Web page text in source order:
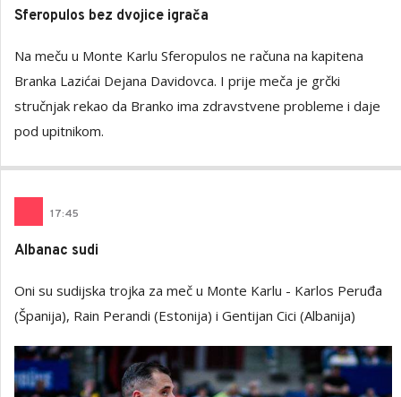
Sferopulos bez dvojice igrača
Na meču u Monte Karlu Sferopulos ne računa na kapitena
Branka Lazićai Dejana Davidovca. I prije meča je grčki
stručnjak rekao da Branko ima zdravstvene probleme i daje
pod upitnikom.
17:45
Albanac sudi
Oni su sudijska trojka za meč u Monte Karlu - Karlos Peruđa
(Španija), Rain Perandi (Estonija) i Gentijan Cici (Albanija)